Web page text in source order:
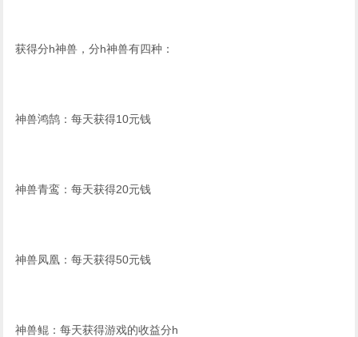
获得分h神兽，分h神兽有四种：
神兽鸿鹄：每天获得10元钱
神兽青鸾：每天获得20元钱
神兽凤凰：每天获得50元钱
神兽鲲：每天获得游戏的收益分h